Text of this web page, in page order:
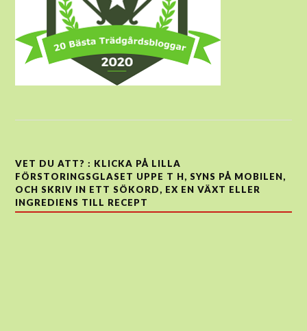
VET DU ATT? : KLICKA PÅ LILLA
FÖRSTORINGSGLASET UPPE T H, SYNS PÅ MOBILEN,
OCH SKRIV IN ETT SÖKORD, EX EN VÄXT ELLER
INGREDIENS TILL RECEPT